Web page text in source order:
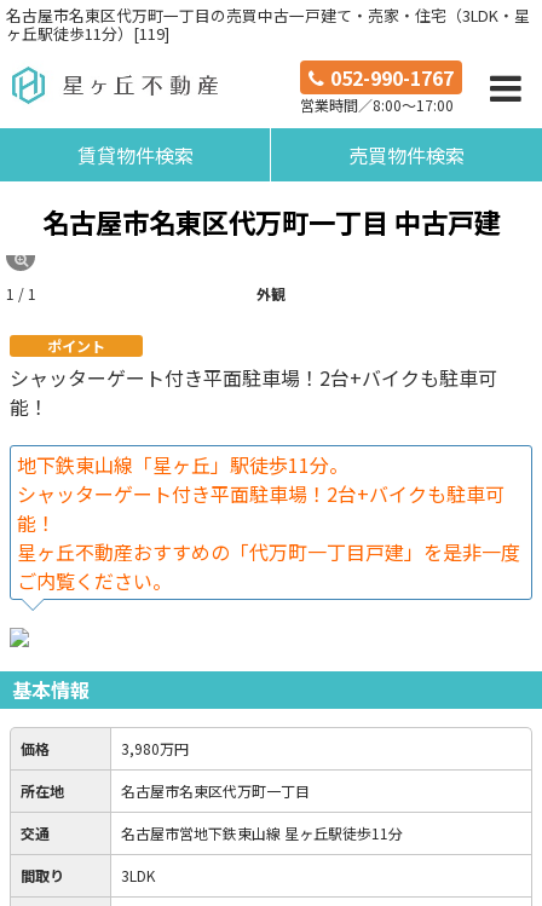
名古屋市名東区代万町一丁目の売買中古一戸建て・売家・住宅（3LDK・星
ヶ丘駅徒歩11分）[119]
052-990-1767
営業時間／8:00～17:00
賃貸物件検索 売買物件検索
名古屋市名東区代万町一丁目 中古戸建
外観
1 / 1
ポイント
シャッターゲート付き平面駐車場！2台+バイクも駐車可
能！
地下鉄東山線「星ヶ丘」駅徒歩11分。
シャッターゲート付き平面駐車場！2台+バイクも駐車可
能！
星ヶ丘不動産おすすめの「代万町一丁目戸建」を是非一度
ご内覧ください。
基本情報
価格 3,980万円
所在地 名古屋市名東区代万町一丁目
交通 名古屋市営地下鉄東山線 星ヶ丘駅徒歩11分
間取り 3LDK